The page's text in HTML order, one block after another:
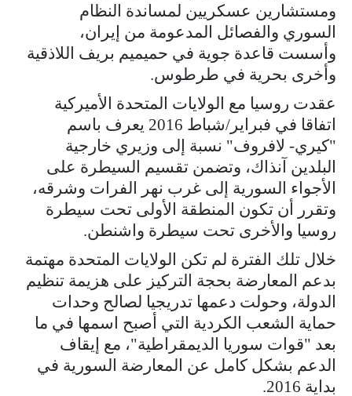
ومستشارين عسكريين لمساندة النظام
السوري والفصائل المدعومة من إيران،
وأسست قاعدة جوية في حميميم بريف اللاذقية
وأخرى بحرية في طرطوس.
عقدت روسيا مع الولايات المتحدة الأميركية
اتفاقا في فبراير/شباط 2016 يعرف باسم
"كيري- لافروف" نسبة إلى وزيري خارجية
البلدين آنذاك، وتضمن تقسيم السيطرة على
الأجواء السورية إلى غرب نهر الفرات وشرقه،
وتقرر أن تكون المنطقة الأولى تحت سيطرة
روسيا والأخرى تحت سيطرة واشنطن.
خلال تلك الفترة لم تكن الولايات المتحدة مهتمة
بدعم المعارضة بحجة التركيز على هزيمة تنظيم
الدولة، وحولت دعمها تدريجيا لصالح وحدات
حماية الشعب الكردية التي أصبح اسمها في ما
بعد "قوات سوريا الديمقراطية"، مع إيقاف
الدعم بشكل كامل عن المعارضة السورية في
بداية 2016.